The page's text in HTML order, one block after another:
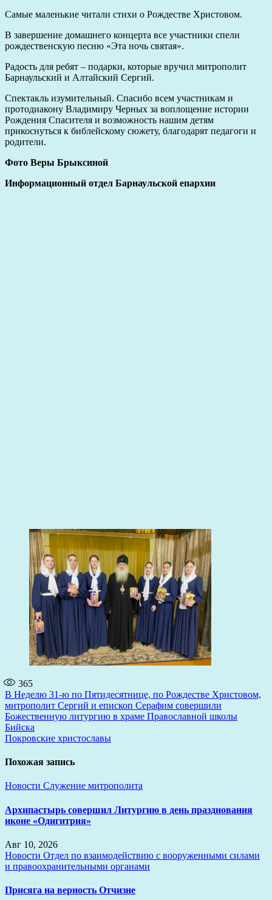
Самые маленькие читали стихи о Рождестве Христовом.
В завершение домашнего концерта все участники спели
рождественскую песню «Эта ночь святая».
Радость для ребят – подарки, которые вручил митрополит
Барнаульский и Алтайский Сергий.
Спектакль изумительный. Спасибо всем участникам и
протодиакону Владимиру Черных за воплощение истории
Рождения Спасителя и возможность нашим детям
прикоснуться к библейскому сюжету, благодарят педагоги и
родители.
Фото Веры Брыксиной
Информационный отдел Барнаульской епархии
365
Навигация
по
записям
В Неделю 31-ю по Пятидесятнице, по Рождестве Христовом,
митрополит Сергий и епископ Серафим совершили
Божественную литургию в храме Православной школы
Бийска
Покровские христославы
Похожая запись
Новости Служение митрополита
Архипастырь совершил Литургию в день празднования
иконе «Одигитрия»
Авг 10, 2026
Новости Отдел по взаимодействию с вооруженными силами
и правоохранительными органами
Присяга на верность Отчизне